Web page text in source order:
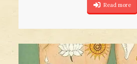
Read more